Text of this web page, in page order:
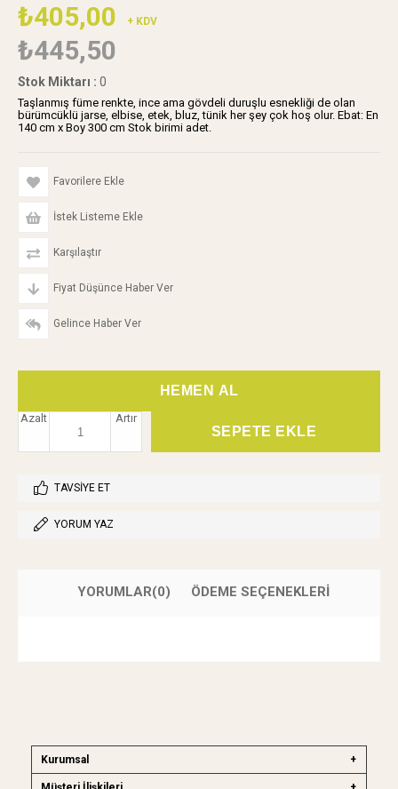
₺405,00 + KDV
₺445,50
Stok Miktarı : 0
Taşlanmış füme renkte, ince ama gövdeli duruşlu esnekliği de olan
bürümcüklü jarse, elbise, etek, bluz, tünik her şey çok hoş olur. Ebat: En
140 cm x Boy 300 cm Stok birimi adet.
Favorilere Ekle
İstek Listeme Ekle
Karşılaştır
Fiyat Düşünce Haber Ver
Gelince Haber Ver
Artır
Azalt
TAVSIYE ET
YORUM YAZ
YORUMLAR(0) ÖDEME SEÇENEKLERI
Kurumsal